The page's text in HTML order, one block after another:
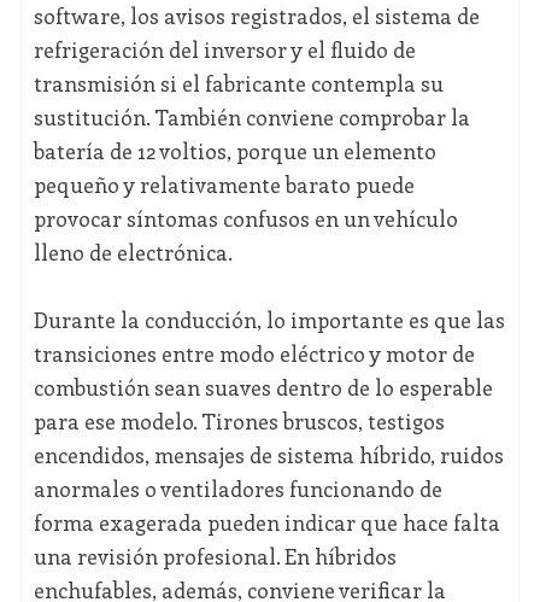
software, los avisos registrados, el sistema de
refrigeración del inversor y el fluido de
transmisión si el fabricante contempla su
sustitución. También conviene comprobar la
batería de 12 voltios, porque un elemento
pequeño y relativamente barato puede
provocar síntomas confusos en un vehículo
lleno de electrónica.
Durante la conducción, lo importante es que las
transiciones entre modo eléctrico y motor de
combustión sean suaves dentro de lo esperable
para ese modelo. Tirones bruscos, testigos
encendidos, mensajes de sistema híbrido, ruidos
anormales o ventiladores funcionando de
forma exagerada pueden indicar que hace falta
una revisión profesional. En híbridos
enchufables, además, conviene verificar la